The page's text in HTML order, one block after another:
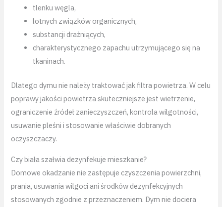
tlenku węgla,
lotnych związków organicznych,
substancji drażniących,
charakterystycznego zapachu utrzymującego się na
tkaninach.
Dlatego dymu nie należy traktować jak filtra powietrza. W celu
poprawy jakości powietrza skuteczniejsze jest wietrzenie,
ograniczenie źródeł zanieczyszczeń, kontrola wilgotności,
usuwanie pleśni i stosowanie właściwie dobranych
oczyszczaczy.
Czy biała szałwia dezynfekuje mieszkanie?
Domowe okadzanie nie zastępuje czyszczenia powierzchni,
prania, usuwania wilgoci ani środków dezynfekcyjnych
stosowanych zgodnie z przeznaczeniem. Dym nie dociera